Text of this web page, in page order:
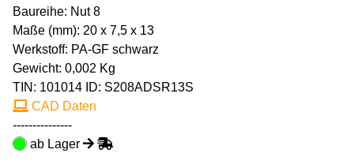
Baureihe: Nut 8
Maße (mm): 20 x 7,5 x 13
Werkstoff: PA-GF schwarz
Gewicht: 0,002 Kg
TIN: 101014 ID: S208ADSR13S
CAD Daten
---------------
ab Lager